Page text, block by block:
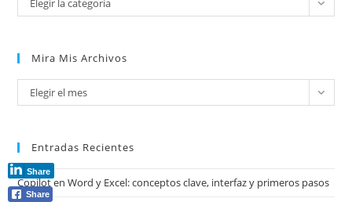
Elegir la categoría
Mira Mis Archivos
Mira
mis
Elegir el mes
Entradas Recientes
Copilot en Word y Excel: conceptos clave, interfaz y primeros pasos
Share
Share